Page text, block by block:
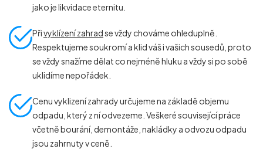
jako je likvidace eternitu.
Přivyklízení zahradse vždy chováme ohleduplně.
Respektujeme soukromí a klid váš i vašich sousedů, proto
se vždy snažíme dělat co nejméně hluku a vždy si po sobě
uklidíme nepořádek.
Cenu vyklizení zahrady určujeme na základě objemu
odpadu, který z ní odvezeme. Veškeré související práce
včetně bourání, demontáže, nakládky a odvozu odpadu
jsou zahrnuty v ceně.